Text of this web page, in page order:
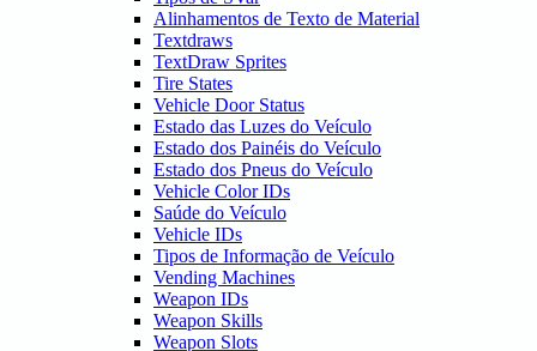
Alinhamentos de Texto de Material
Textdraws
TextDraw Sprites
Tire States
Vehicle Door Status
Estado das Luzes do Veículo
Estado dos Painéis do Veículo
Estado dos Pneus do Veículo
Vehicle Color IDs
Saúde do Veículo
Vehicle IDs
Tipos de Informação de Veículo
Vending Machines
Weapon IDs
Weapon Skills
Weapon Slots